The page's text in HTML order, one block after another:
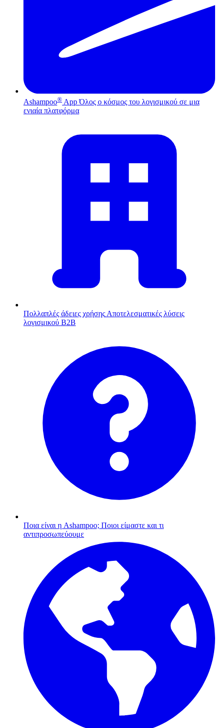
Ashampoo® App Όλος ο κόσμος του λογισμικού σε μια
ενιαία πλατφόρμα
Πολλαπλές άδειες χρήσης Αποτελεσματικές λύσεις
λογισμικού B2B
Ποια είναι η Ashampoo; Ποιοι είμαστε και τι
αντιπροσωπεύουμε